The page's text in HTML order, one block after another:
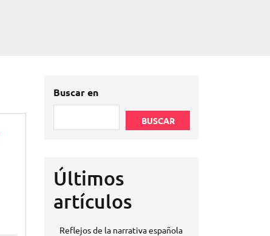
Buscar en
BUSCAR
Últimos
artículos
Reflejos de la narrativa española